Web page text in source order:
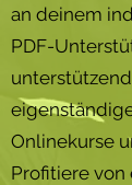
an deinem
PDF-
Onlinekurse
Profitiere von